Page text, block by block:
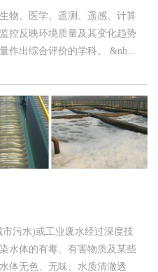
物、医学、遥测、遥感、计算
控反映环境质量及其变化趋势
作出综合评价的学科。 &nb...
污水)或工业废水经过深度技
水体的有毒、有害物质及某些
体无色、无味、水质清澈透